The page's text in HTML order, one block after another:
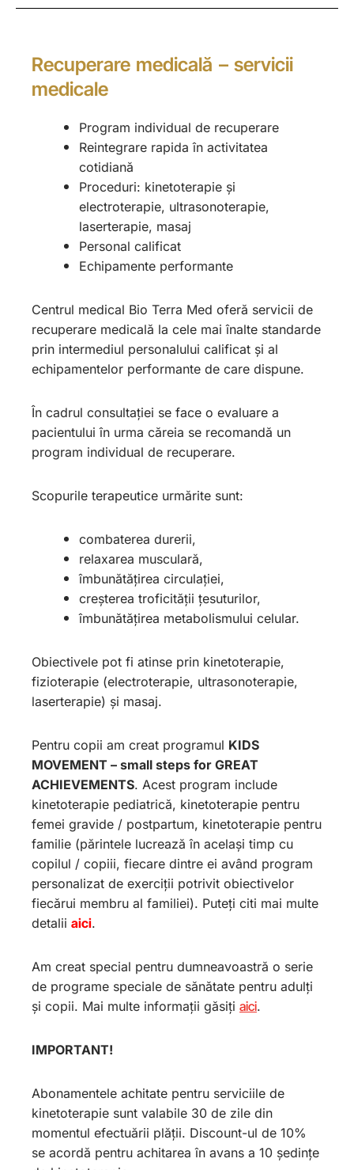
Recuperare medicală – servicii
medicale
Program individual de recuperare
Reintegrare rapida în activitatea
cotidiană
Proceduri: kinetoterapie și
electroterapie, ultrasonoterapie,
laserterapie, masaj
Personal calificat
Echipamente performante
Centrul medical Bio Terra Med oferă servicii de
recuperare medicală la cele mai înalte standarde
prin intermediul personalului calificat și al
echipamentelor performante de care dispune.
În cadrul consultației se face o evaluare a
pacientului în urma căreia se recomandă un
program individual de recuperare.
Scopurile terapeutice urmărite sunt:
combaterea durerii,
relaxarea musculară,
îmbunătățirea circulației,
creșterea troficității țesuturilor,
îmbunătățirea metabolismului celular.
Obiectivele pot fi atinse prin kinetoterapie,
fizioterapie (electroterapie, ultrasonoterapie,
laserterapie) și masaj.
Pentru copii am creat programul KIDS
MOVEMENT – small steps for GREAT
ACHIEVEMENTS. Acest program include
kinetoterapie pediatrică, kinetoterapie pentru
femei gravide / postpartum, kinetoterapie pentru
familie (părintele lucrează în același timp cu
copilul / copiii, fiecare dintre ei având program
personalizat de exerciții potrivit obiectivelor
fiecărui membru al familiei). Puteți citi mai multe
detalii aici.
Am creat special pentru dumneavoastră o serie
de programe speciale de sănătate pentru adulți
și copii. Mai multe informații găsiți aici.
IMPORTANT!
Abonamentele achitate pentru serviciile de
kinetoterapie sunt valabile 30 de zile din
momentul efectuării plății. Discount-ul de 10%
se acordă pentru achitarea în avans a 10 ședințe